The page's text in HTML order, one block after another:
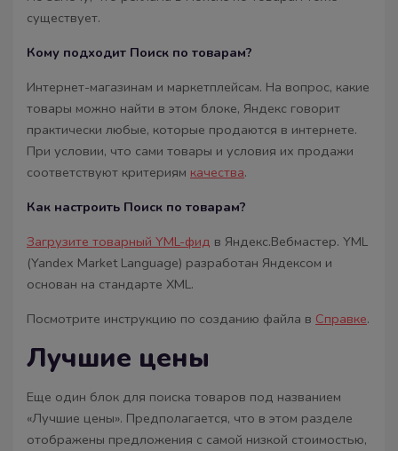
существует.
Кому подходит Поиск по товарам?
Интернет-магазинам и маркетплейсам. На вопрос, какие
товары можно найти в этом блоке, Яндекс говорит
практически любые, которые продаются в интернете.
При условии, что сами товары и условия их продажи
соответствуют критериям качества.
Как настроить Поиск по товарам?
Загрузите товарный YML-фид в Яндекс.Вебмастер. YML
(Yandex Market Language) разработан Яндексом и
основан на стандарте XML.
Посмотрите инструкцию по созданию файла в Справке.
Лучшие цены
Еще один блок для поиска товаров под названием
«Лучшие цены». Предполагается, что в этом разделе
отображены предложения с самой низкой стоимостью,